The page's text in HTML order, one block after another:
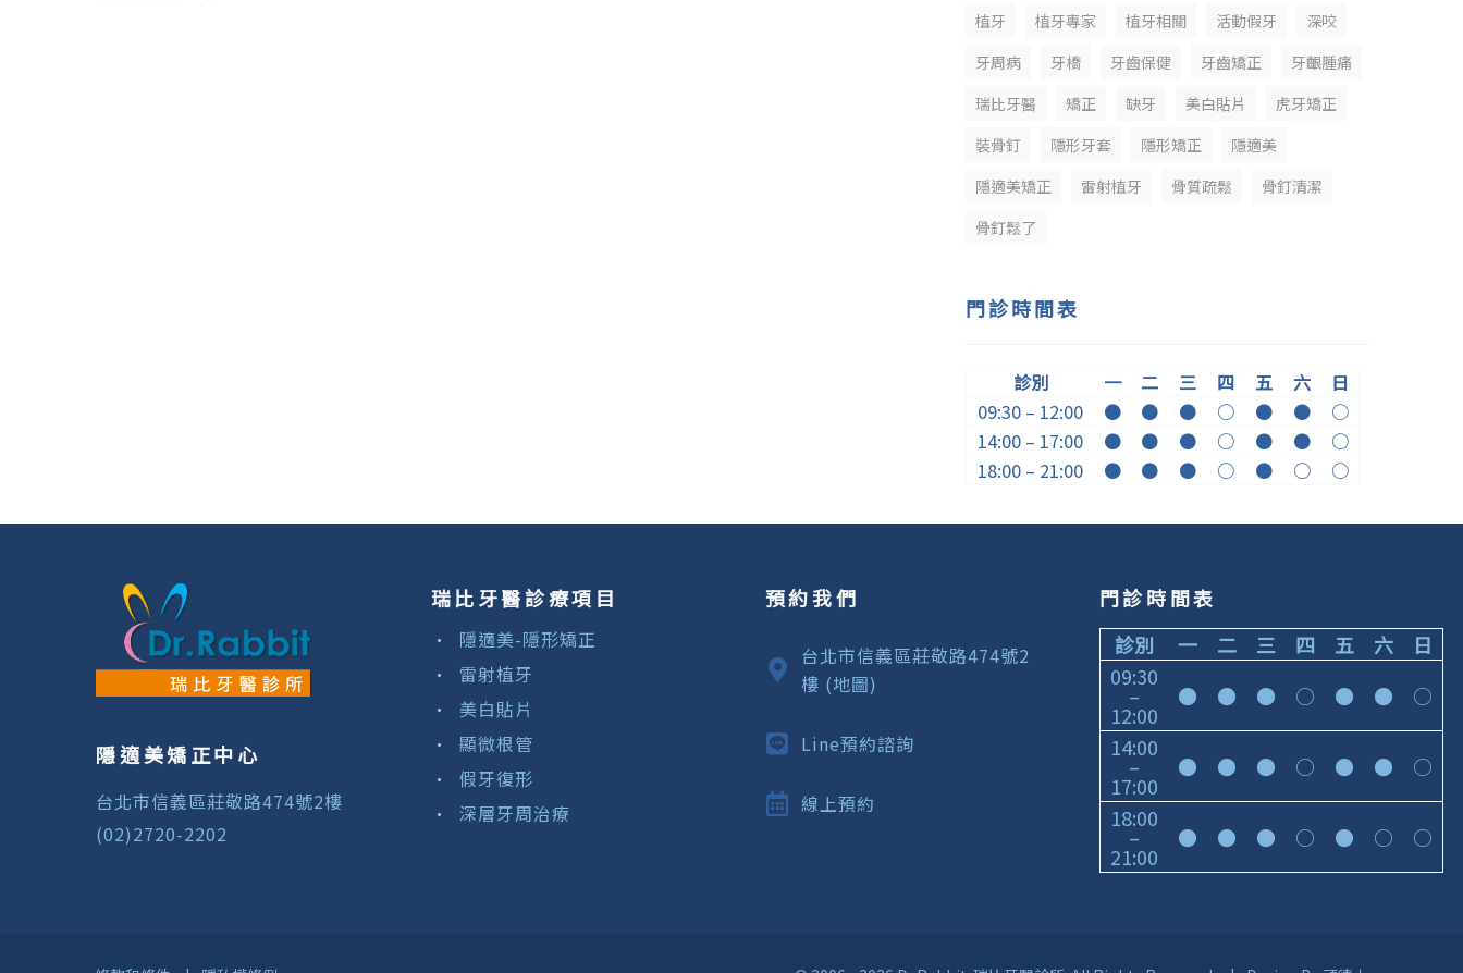
植牙
植牙專家 植牙相關 活動假牙
深咬
牙周病
牙橋 牙齒保健 牙齒矯正
牙齦腫痛
瑞比牙醫
矯正 缺牙 美白貼片
虎牙矯正
裝骨釘
隱形牙套 隱形矯正
隱適美
隱適美矯正
雷射植牙 骨質疏鬆
骨釘清潔
骨釘鬆了
門診時間表
診別 一 二 三 四 五 六
日
09:30 – 12:00
● ● ● ○ ● ●
○
14:00 – 17:00
● ● ● ○ ● ●
○
18:00 – 21:00
● ● ● ○ ● ○ ○
隱適美矯正中心
台北市信義區莊敬路474號2樓
(02)2720-2202
瑞比牙醫診療項目
隱適美-隱形矯正
雷射植牙
美白貼片
顯微根管
假牙復形
深層牙周治療
預約我們
台北市信義區莊敬路474號2
樓 (地圖)
Line預約諮詢
線上預約
門診時間表
診別
一 二 三 四 五 六
日
09:30
–
12:00
● ● ● ○ ● ●
○
14:00
–
17:00
● ● ● ○ ● ●
○
18:00
–
21:00
● ● ● ○ ● ○ ○